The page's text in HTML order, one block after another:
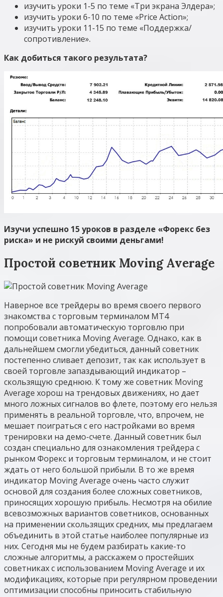
изучить уроки 1-5 по теме «Три экрана Элдера»;
изучить уроки 6-10 по теме «Price Action»;
изучить уроки 11-15 по теме «Поддержка/
сопротивление».
Как добиться такого результата?
Изучи успешно 15 уроков в разделе «Форекс без
риска» и не рискуй своими деньгами!
Простой советник Moving Average
Наверное все трейдеры во время своего первого
знакомства с торговым терминалом MT4
попробовали автоматическую торговлю при
помощи советника Moving Average. Однако, как в
дальнейшем смогли убедиться, данный советник
постепенно сливает депозит, так как использует в
своей торговле запаздывающий индикатор –
скользящую среднюю. К тому же советник Moving
Average хорош на трендовых движениях, но дает
много ложных сигналов во флете, поэтому его нельзя
применять в реальной торговле, что, впрочем, не
мешает поиграться с его настройками во время
тренировки на демо-счете. Данный советник был
создан специально для ознакомления трейдера с
рынком Форекс и торговым терминалом, и не стоит
ждать от него большой прибыли. В то же время
индикатор Moving Average очень часто служит
основой для создания более сложных советников,
приносящих хорошую прибыль. Несмотря на обилие
всевозможных вариантов советников, основанных
на применении скользящих средних, мы предлагаем
объединить в этой статье наиболее популярные из
них. Сегодня мы не будем разбирать какие-то
сложные алгоритмы, а расскажем о простейших
советниках с использованием Moving Average и их
модификациях, которые при регулярном проведении
оптимизации способны приносить стабильную